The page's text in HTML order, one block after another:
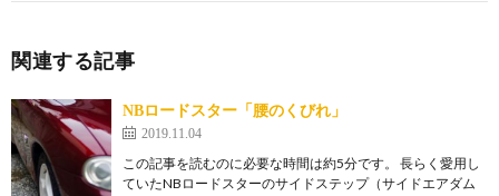
関連する記事
NBロードスター「腰のくびれ」
2019.11.04
この記事を読むのに必要な時間は約5分です。 長らく愛用し
ていたNBロードスターのサイドステップ（サイドエアダム